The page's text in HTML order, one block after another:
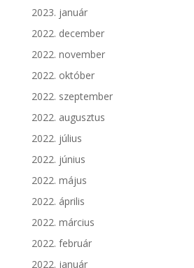
2023. január
2022. december
2022. november
2022. október
2022. szeptember
2022. augusztus
2022. július
2022. június
2022. május
2022. április
2022. március
2022. február
2022. január